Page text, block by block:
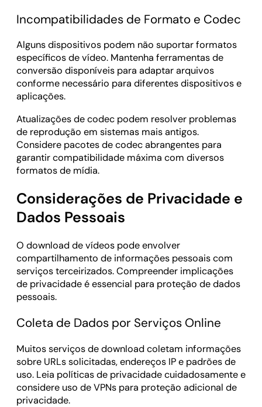
Incompatibilidades de Formato e Codec
Alguns dispositivos podem não suportar formatos
específicos de vídeo. Mantenha ferramentas de
conversão disponíveis para adaptar arquivos
conforme necessário para diferentes dispositivos e
aplicações.
Atualizações de codec podem resolver problemas
de reprodução em sistemas mais antigos.
Considere pacotes de codec abrangentes para
garantir compatibilidade máxima com diversos
formatos de mídia.
Considerações de Privacidade e
Dados Pessoais
O download de vídeos pode envolver
compartilhamento de informações pessoais com
serviços terceirizados. Compreender implicações
de privacidade é essencial para proteção de dados
pessoais.
Coleta de Dados por Serviços Online
Muitos serviços de download coletam informações
sobre URLs solicitadas, endereços IP e padrões de
uso. Leia políticas de privacidade cuidadosamente e
considere uso de VPNs para proteção adicional de
privacidade.